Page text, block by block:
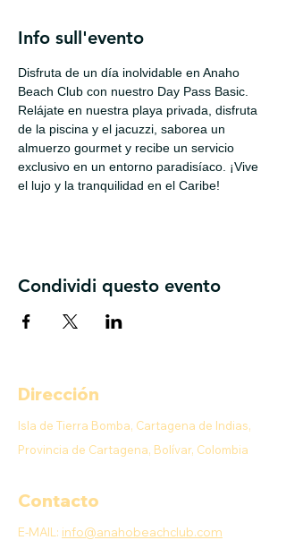
Info sull'evento
Disfruta de un día inolvidable en Anaho
Beach Club con nuestro Day Pass Basic.
Relájate en nuestra playa privada, disfruta
de la piscina y el jacuzzi, saborea un
almuerzo gourmet y recibe un servicio
exclusivo en un entorno paradisíaco. ¡Vive
el lujo y la tranquilidad en el Caribe!
Condividi questo evento
Dirección
Isla de Tierra Bomba, Cartagena de Indias,
Provincia de Cartagena, Bolívar, Colombia
Contacto
E-MAIL: info@anahobeachclub.com